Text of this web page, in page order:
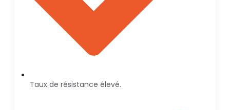
Taux de résistance élevé.